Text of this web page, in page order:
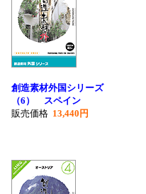
創造素材外国シリーズ
（6） スペイン
販売価格 13,440円